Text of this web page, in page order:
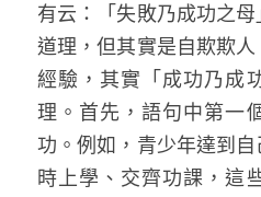
有云：「失敗乃成功之
道理，但其實是自欺欺
經驗，其實「成功乃成
理。首先，語句中第一
功。例如，青少年達到
時上學、交齊功課，這